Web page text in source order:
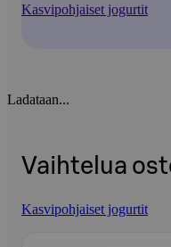
Kasvipohjaiset jogurtit
Ladataan...
Vaihtelua
Kasvipohjaiset jogurtit